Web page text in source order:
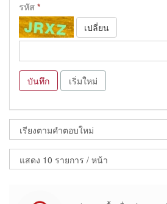
รหัส *
เปลี่ยน
บันทึก เริ่มใหม่